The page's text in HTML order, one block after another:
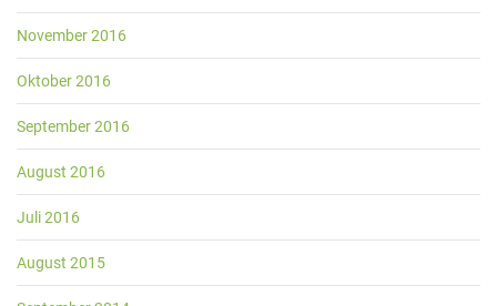
November 2016
Oktober 2016
September 2016
August 2016
Juli 2016
August 2015